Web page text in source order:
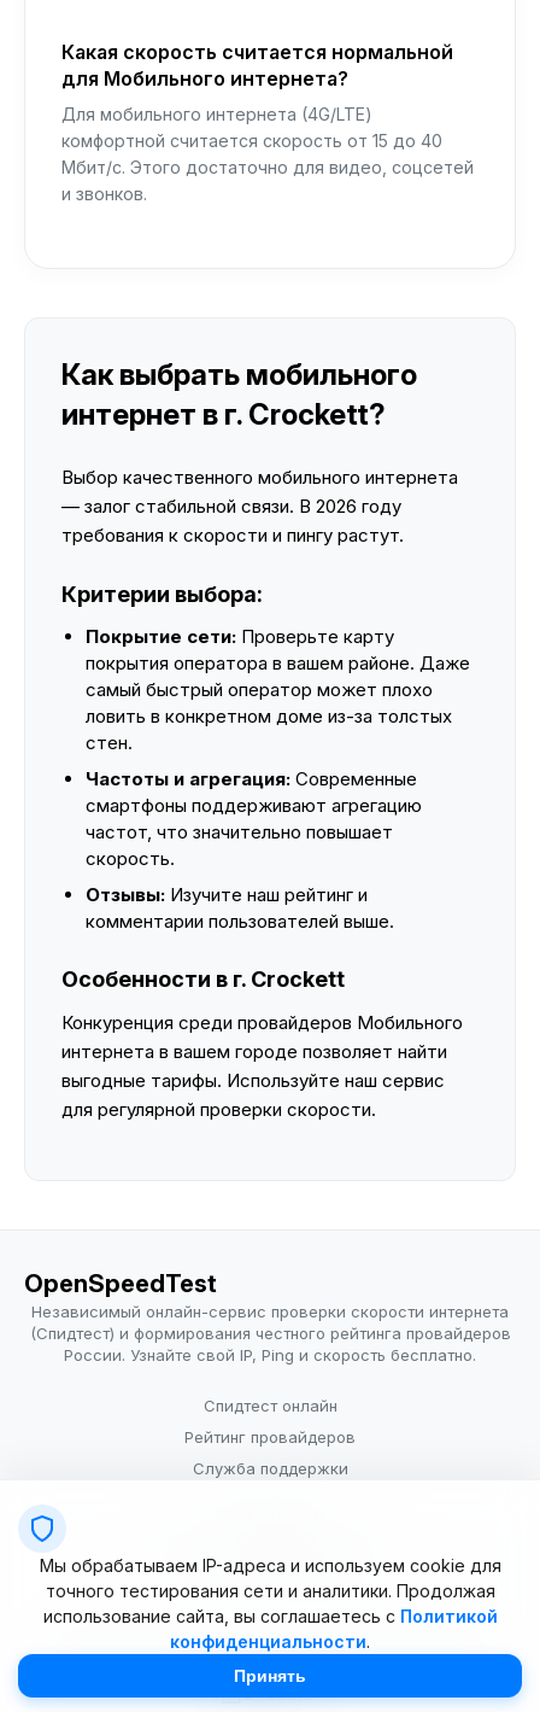
Какая скорость считается нормальной
для Мобильного интернета?
Для мобильного интернета (4G/LTE)
комфортной считается скорость от 15 до 40
Мбит/с. Этого достаточно для видео, соцсетей
и звонков.
Как выбрать мобильного
интернет в г. Crockett?
Выбор качественного мобильного интернета
— залог стабильной связи. В 2026 году
требования к скорости и пингу растут.
Критерии выбора:
Покрытие сети: Проверьте карту
покрытия оператора в вашем районе. Даже
самый быстрый оператор может плохо
ловить в конкретном доме из-за толстых
стен.
Частоты и агрегация: Современные
смартфоны поддерживают агрегацию
частот, что значительно повышает
скорость.
Отзывы: Изучите наш рейтинг и
комментарии пользователей выше.
Особенности в г. Crockett
Конкуренция среди провайдеров Мобильного
интернета в вашем городе позволяет найти
выгодные тарифы. Используйте наш сервис
для регулярной проверки скорости.
OpenSpeedTest
Независимый онлайн-сервис проверки скорости интернета
(Спидтест) и формирования честного рейтинга провайдеров
России. Узнайте свой IP, Ping и скорость бесплатно.
Спидтест онлайн
Рейтинг провайдеров
Служба поддержки
Условия использования
© 2025–2026 OpenSpeedTest (ИП Долматова В.В.). Все права
Мы обрабатываем IP-адреса и используем cookie для
точного тестирования сети и аналитики. Продолжая
использование сайта, вы соглашаетесь с Политикой
конфиденциальности.
Принять